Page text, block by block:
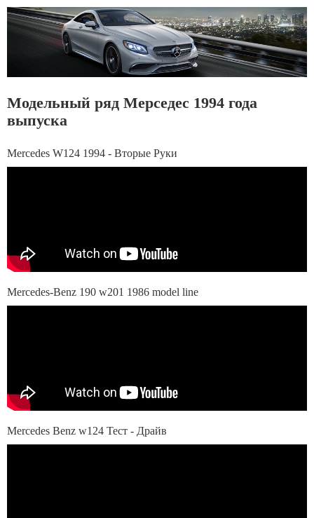
Модельный ряд Мерседес 1994 года
выпуска
Mercedes W124 1994 - Вторые Руки
Mercedes-Benz 190 w201 1986 model line
Mercedes Benz w124 Тест - Драйв